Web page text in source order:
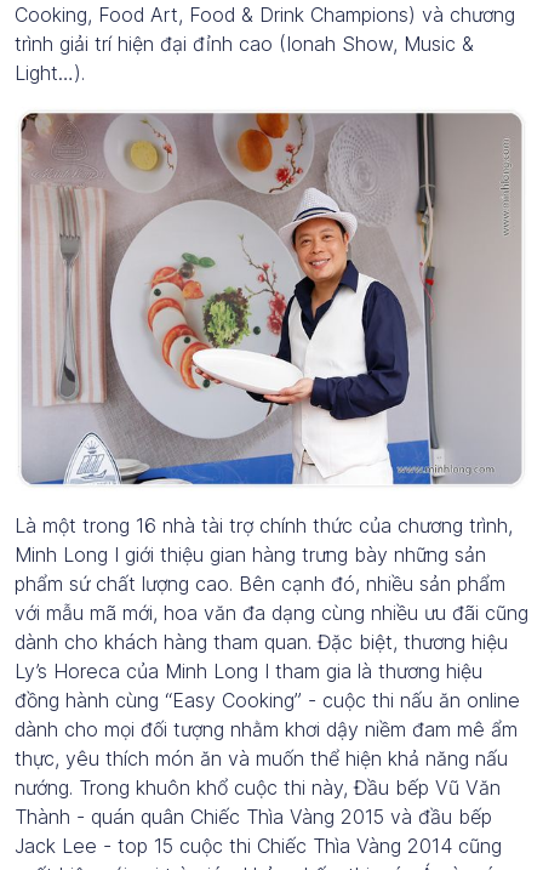
Cooking, Food Art, Food & Drink Champions) và chương
trình giải trí hiện đại đỉnh cao (Ionah Show, Music &
Light…).
Là một trong 16 nhà tài trợ chính thức của chương trình,
Minh Long I giới thiệu gian hàng trưng bày những sản
phẩm sứ chất lượng cao. Bên cạnh đó, nhiều sản phẩm
với mẫu mã mới, hoa văn đa dạng cùng nhiều ưu đãi cũng
dành cho khách hàng tham quan. Đặc biệt, thương hiệu
Ly’s Horeca của Minh Long I tham gia là thương hiệu
đồng hành cùng “Easy Cooking” - cuộc thi nấu ăn online
dành cho mọi đối tượng nhằm khơi dậy niềm đam mê ẩm
thực, yêu thích món ăn và muốn thể hiện khả năng nấu
nướng. Trong khuôn khổ cuộc thi này, Đầu bếp Vũ Văn
Thành - quán quân Chiếc Thìa Vàng 2015 và đầu bếp
Jack Lee - top 15 cuộc thi Chiếc Thìa Vàng 2014 cũng